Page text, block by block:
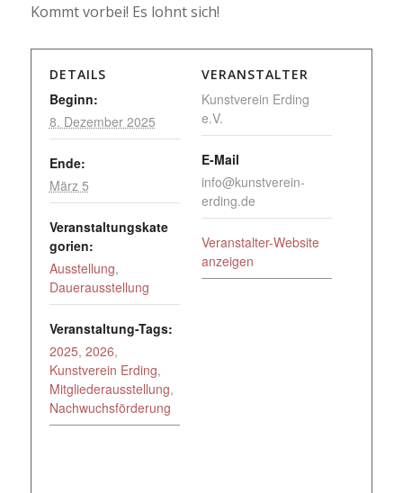
Kommt vorbei! Es lohnt sich!
DETAILS
Beginn:
8. Dezember 2025
Ende:
März 5
Veranstaltungskate
gorien:
Ausstellung,
Dauerausstellung
Veranstaltung-Tags:
2025, 2026,
Kunstverein Erding,
Mitgliederausstellung,
Nachwuchsförderung
VERANSTALTER
Kunstverein Erding
e.V.
E-Mail
info@kunstverein-
erding.de
Veranstalter-Website
anzeigen